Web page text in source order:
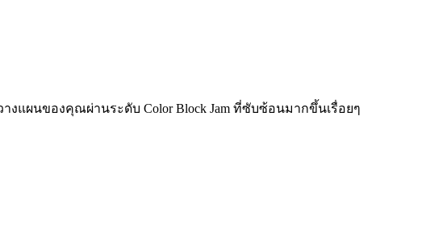
แผนของคุณผ่านระดับ Color Block Jam ที่ซับซ้อนมากขึ้นเรื่อยๆ